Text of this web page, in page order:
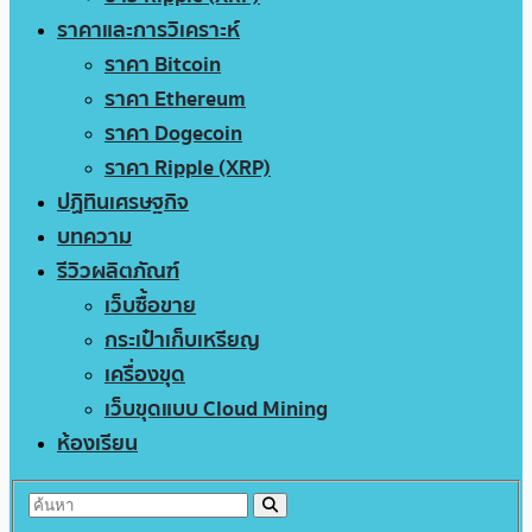
ราคาและการวิเคราะห์
ราคา Bitcoin
ราคา Ethereum
ราคา Dogecoin
ราคา Ripple (XRP)
ปฏิทินเศรษฐกิจ
บทความ
รีวิวผลิตภัณฑ์
เว็บซื้อขาย
กระเป๋าเก็บเหรียญ
เครื่องขุด
เว็บขุดแบบ Cloud Mining
ห้องเรียน